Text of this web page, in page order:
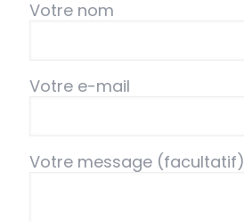
Votre nom
Votre e-mail
Votre message (facultatif)